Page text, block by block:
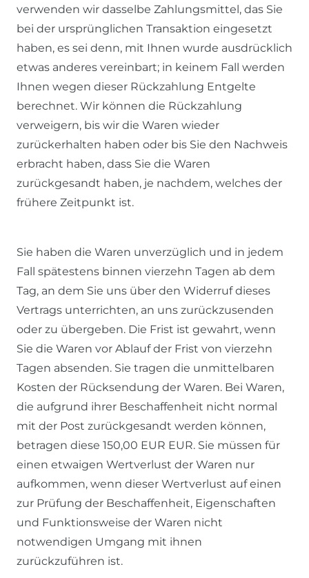
verwenden wir dasselbe Zahlungsmittel, das Sie
bei der ursprünglichen Transaktion eingesetzt
haben, es sei denn, mit Ihnen wurde ausdrücklich
etwas anderes vereinbart; in keinem Fall werden
Ihnen wegen dieser Rückzahlung Entgelte
berechnet. Wir können die Rückzahlung
verweigern, bis wir die Waren wieder
zurückerhalten haben oder bis Sie den Nachweis
erbracht haben, dass Sie die Waren
zurückgesandt haben, je nachdem, welches der
frühere Zeitpunkt ist.
Sie haben die Waren unverzüglich und in jedem
Fall spätestens binnen vierzehn Tagen ab dem
Tag, an dem Sie uns über den Widerruf dieses
Vertrags unterrichten, an uns zurückzusenden
oder zu übergeben. Die Frist ist gewahrt, wenn
Sie die Waren vor Ablauf der Frist von vierzehn
Tagen absenden. Sie tragen die unmittelbaren
Kosten der Rücksendung der Waren. Bei Waren,
die aufgrund ihrer Beschaffenheit nicht normal
mit der Post zurückgesandt werden können,
betragen diese 150,00 EUR EUR. Sie müssen für
einen etwaigen Wertverlust der Waren nur
aufkommen, wenn dieser Wertverlust auf einen
zur Prüfung der Beschaffenheit, Eigenschaften
und Funktionsweise der Waren nicht
notwendigen Umgang mit ihnen
zurückzuführen ist.